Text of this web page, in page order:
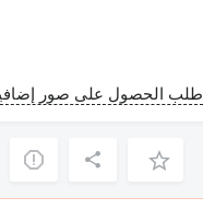
طلب الحصول على صور